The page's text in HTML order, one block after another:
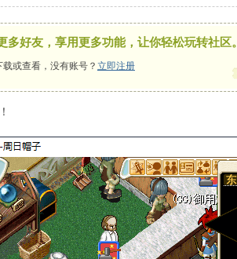
多好友，享用更多功能，让你轻松玩转社区。
或查看，没有账号？ 立即注册